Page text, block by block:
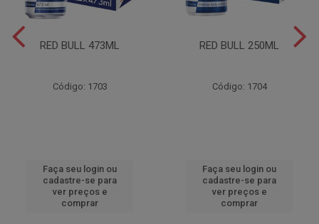
RED BULL 473ML
Código: 1703
Faça seu login ou
cadastre-se para
ver preços e
comprar
RED BULL 250ML
Código: 1704
Faça seu login ou
cadastre-se para
ver preços e
comprar